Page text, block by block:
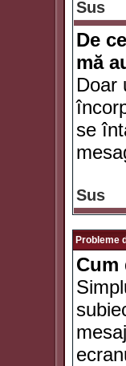
Sus
De
mă
Doar
se
Sus
Probleme